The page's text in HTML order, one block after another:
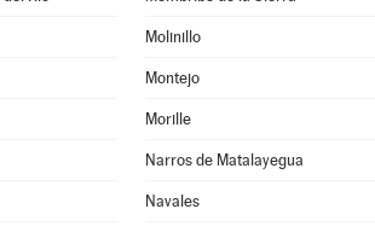
Molinillo
Montejo
Morille
Narros de Matalayegua
Navales